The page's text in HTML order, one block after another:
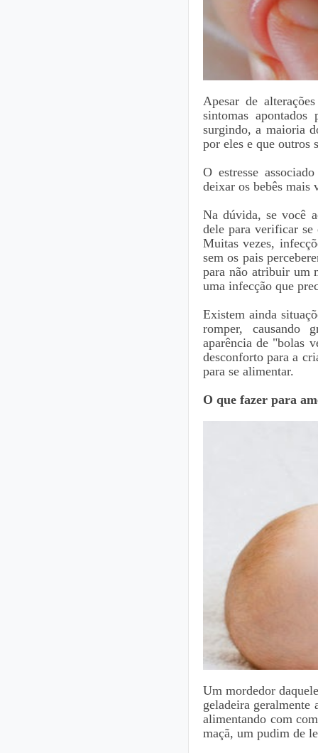
Apesar de
sintomas
surgindo, a maioria
por eles e que outros
O estresse
deixar os bebês mais
Na dúvida, se você
dele para verificar
Muitas vezes,
sem os pais
para não atribuir um
uma infecção que
Existem ainda
romper, causando
aparência de "bolas
desconforto para a
para se alimentar.
O que fazer para
Um mordedor
geladeira
alimentando com
maçã, um pudim de